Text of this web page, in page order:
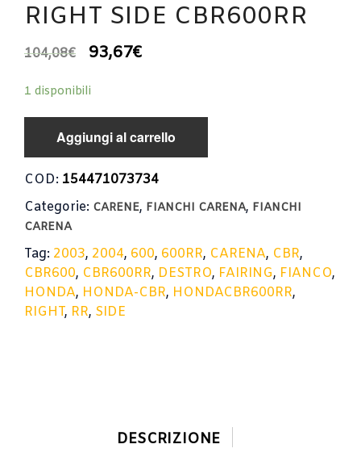
RIGHT SIDE CBR600RR
104,08€ 93,67€
1 disponibili
Aggiungi al carrello
COD: 154471073734
Categorie: CARENE, FIANCHI CARENA, FIANCHI
CARENA
Tag: 2003, 2004, 600, 600RR, CARENA, CBR,
CBR600, CBR600RR, DESTRO, FAIRING, FIANCO,
HONDA, HONDA-CBR, HONDACBR600RR,
RIGHT, RR, SIDE
DESCRIZIONE